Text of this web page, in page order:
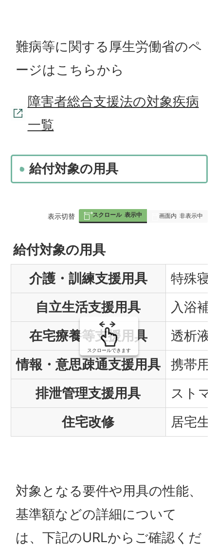
難病等に関する厚生労働省のペ
ージはこちらから
障害者総合支援法の対象疾病
一覧
給付対象の用具
表
み
の
表示切替 スクロール 表示中 画面内 非表示中
給付対象の用具
介護・訓練支援用具
特殊寝
自立生活支援用具
入浴補
在宅療養等支援用具
透析液
情報・意思疎通支援用具
携帯用
排泄管理支援用具
ストマ
住宅改修
居宅生
スクロールできます
対象となる要件や用具の性能、
基準額などの詳細について
は、下記のURLからご確認くだ